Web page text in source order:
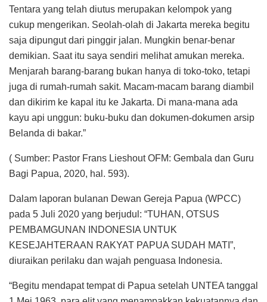
Tentara yang telah diutus merupakan kelompok yang
cukup mengerikan. Seolah-olah di Jakarta mereka begitu
saja dipungut dari pinggir jalan. Mungkin benar-benar
demikian. Saat itu saya sendiri melihat amukan mereka.
Menjarah barang-barang bukan hanya di toko-toko, tetapi
juga di rumah-rumah sakit. Macam-macam barang diambil
dan dikirim ke kapal itu ke Jakarta. Di mana-mana ada
kayu api unggun: buku-buku dan dokumen-dokumen arsip
Belanda di bakar.”
( Sumber: Pastor Frans Lieshout OFM: Gembala dan Guru
Bagi Papua, 2020, hal. 593).
Dalam laporan bulanan Dewan Gereja Papua (WPCC)
pada 5 Juli 2020 yang berjudul: “TUHAN, OTSUS
PEMBAMGUNAN INDONESIA UNTUK
KESEJAHTERAAN RAKYAT PAPUA SUDAH MATI”,
diuraikan perilaku dan wajah penguasa Indonesia.
“Begitu mendapat tempat di Papua setelah UNTEA tanggal